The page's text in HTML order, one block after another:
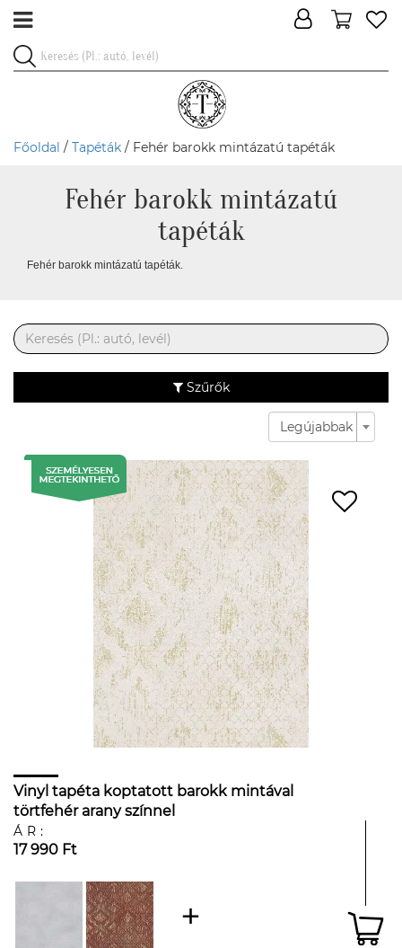
Főoldal / Tapéták / Fehér barokk mintázatú tapéták
Fehér barokk mintázatú
tapéták
Fehér barokk mintázatú tapéták.
Szűrők
Legújabbak
Vinyl tapéta koptatott barokk mintával
törtfehér arany színnel
ÁR:
17 990 Ft